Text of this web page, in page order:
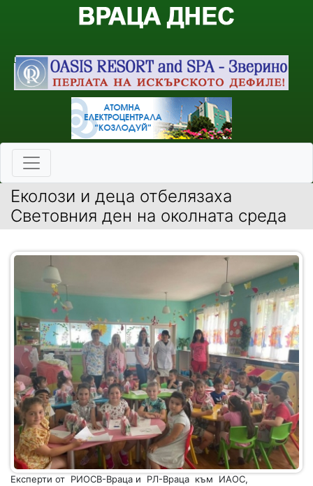
Еколози и деца отбелязаха
Световния ден на околната среда
Експерти от РИОСВ-Враца и РЛ-Враца към ИАОС,